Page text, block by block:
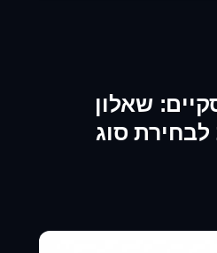
שאלון
סוג